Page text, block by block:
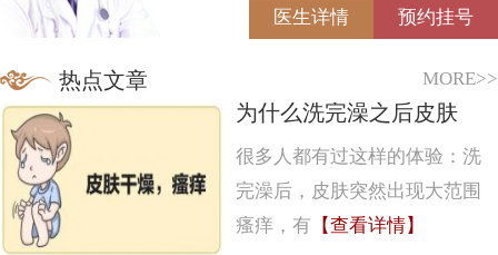
医生详情 预约挂号
热点文章 MORE>>
为什么洗完澡之后皮肤
很多人都有过这样的体验：洗
完澡后，皮肤突然出现大范围
瘙痒，有 【查看详情】